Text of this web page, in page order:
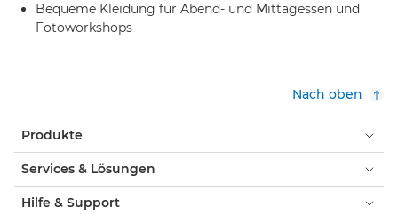
Bequeme Kleidung für Abend- und Mittagessen und
Fotoworkshops
Nach oben
Produkte
Services & Lösungen
Hilfe & Support